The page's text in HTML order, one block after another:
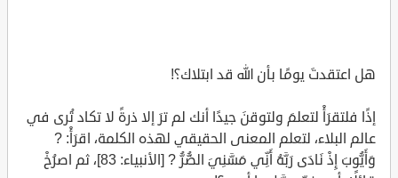
هل اعتقدتَ يومًا بأن الله قد ابتلاك؟!
إذًا فلتقرَأْ لتعلمَ ولتوقنَ جيدًا أنك لم ترَ إلا ذرةً لا تكاد تُرى في
عالم البلاء، لتعلم المعنى الحقيقي لهذه الكلمة، اقرَأْ: ?
وَأَيُّوبَ إِذْ نَادَى رَبَّهُ أَنِّي مَسَّنِيَ الضُّرُّ ? [الأنبياء: 83]، ثم اصرُخْ